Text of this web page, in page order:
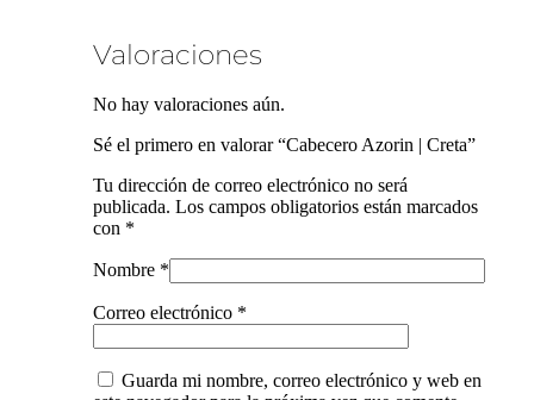
Valoraciones
No hay valoraciones aún.
Sé el primero en valorar “Cabecero Azorin | Creta”
Tu dirección de correo electrónico no será
publicada. Los campos obligatorios están marcados
con *
Nombre *
Correo electrónico *
Guarda mi nombre, correo electrónico y web en